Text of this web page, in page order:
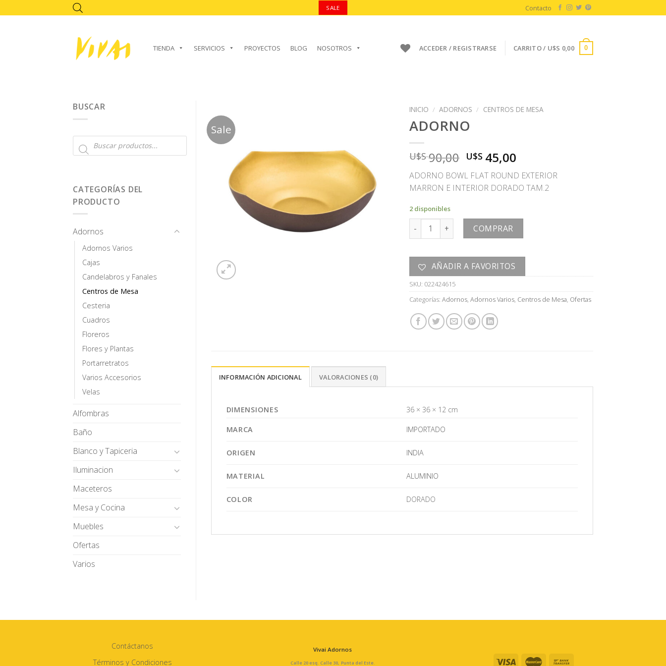
to
SALE Contacto
TIENDA SERVICIOS PROYECTOS BLOG NOSOTROS ACCEDER / REGISTRARSE CARRITO / U$S 0,00 0
BUSCAR
Búsqueda
de
CATEGORÍAS DEL
PRODUCTO
Adornos
Adornos Varios
Cajas
Candelabros y Fanales
Centros de Mesa
Cesteria
Cuadros
Floreros
Flores y Plantas
Portarretratos
Varios Accesorios
Velas
Alfombras
Baño
Blanco y Tapiceria
Iluminacion
Maceteros
Mesa y Cocina
Muebles
Ofertas
Varios
Sale
AÑADIR A
FAVORITOS
INICIO / ADORNOS / CENTROS DE MESA
ADORNO
U$S90,00 El
precio
original
era:
90,00.
U$S 45,00
precio
actual
es:
45,00.
ADORNO BOWL FLAT ROUND EXTERIOR
MARRON E INTERIOR DORADO TAM.2
2 disponibles
ADORNO cantidadCOMPRAR
AÑADIR A FAVORITOS
SKU: 022424615
Categorías:Adornos,Adornos Varios, Centros de Mesa, Ofertas
INFORMACIÓN ADICIONAL VALORACIONES (0)
DIMENSIONES 36 × 36 × 12 cm
MARCA IMPORTADO
ORIGEN INDIA
MATERIAL ALUMINIO
COLOR DORADO
Contáctanos
Términos y Condiciones
Vivai Adornos
Calle 20 esq. Calle 30, Punta del Este.